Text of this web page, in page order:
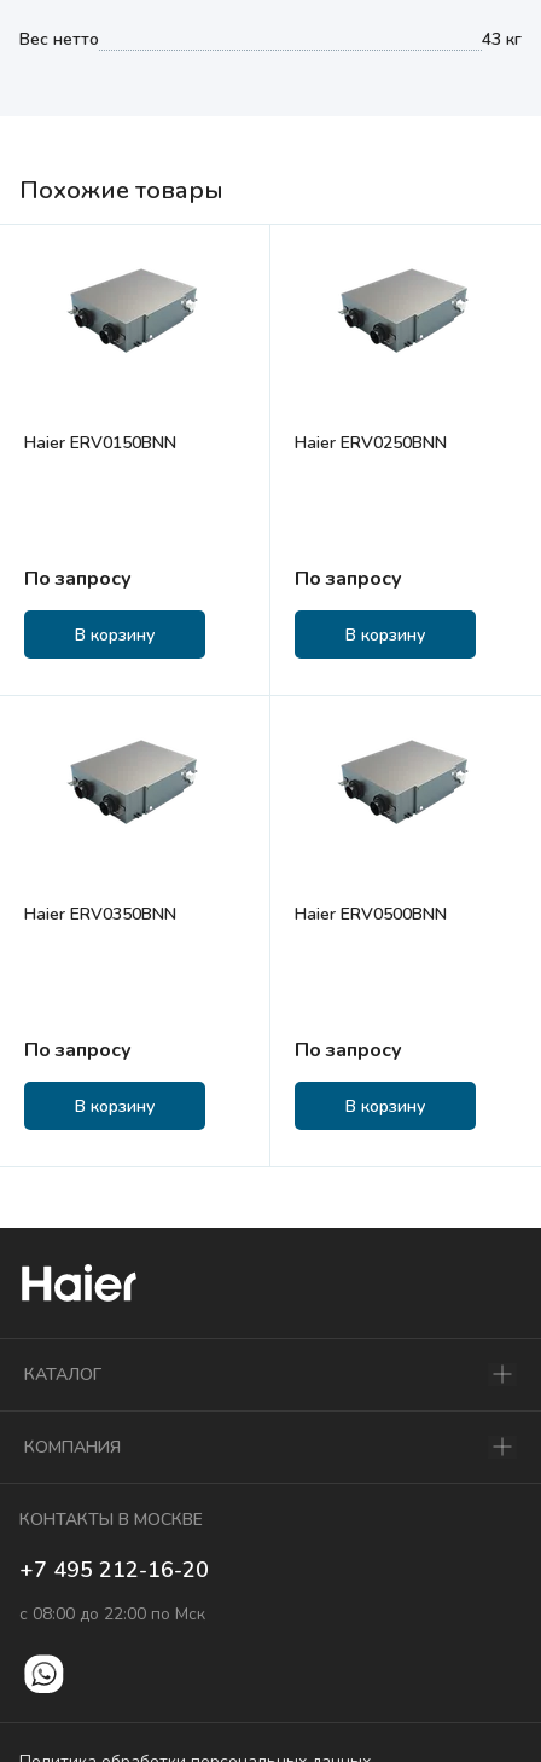
Вес нетто 43 кг
Похожие товары
Haier ERV0150BNN
По запросу
В корзину
Haier ERV0250BNN
По запросу
В корзину
Haier ERV0350BNN
По запросу
В корзину
Haier ERV0500BNN
По запросу
В корзину
КАТАЛОГ
КОМПАНИЯ
КОНТАКТЫ В МОСКВЕ
+7 495 212-16-20
с 08:00 до 22:00 по Мск